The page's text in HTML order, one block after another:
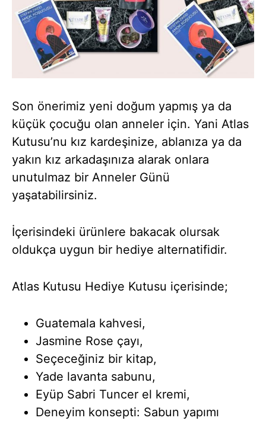
Son önerimiz yeni doğum yapmış ya da
küçük çocuğu olan anneler için. Yani Atlas
Kutusu’nu kız kardeşinize, ablanıza ya da
yakın kız arkadaşınıza alarak onlara
unutulmaz bir Anneler Günü
yaşatabilirsiniz.
İçerisindeki ürünlere bakacak olursak
oldukça uygun bir hediye alternatifidir.
Atlas Kutusu Hediye Kutusu içerisinde;
Guatemala kahvesi,
Jasmine Rose çayı,
Seçeceğiniz bir kitap,
Yade lavanta sabunu,
Eyüp Sabri Tuncer el kremi,
Deneyim konsepti: Sabun yapımı